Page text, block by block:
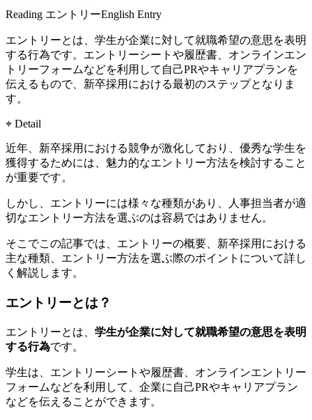
Reading エントリーEnglish Entry
エントリーとは、学生が企業に対して就職希望の意思を表明
する行為です。エントリーシートや履歴書、オンラインエン
トリーフォームなどを利用して自己PRやキャリアプランを
伝えるもので、新卒採用における最初のステップとなりま
す。
⌖ Detail
近年、新卒採用における競争が激化しており、優秀な学生を
獲得するためには、魅力的なエントリー方法を検討すること
が重要です。
しかし、エントリーには様々な種類があり、人事担当者が適
切なエントリー方法を選ぶのは容易ではありません。
そこでこの記事では、エントリーの概要、新卒採用における
主な種類、エントリー方法を選ぶ際のポイントについて詳し
く解説します。
エントリーとは？
エントリーとは、 学生が企業に対して就職希望の意思を表明
する行為です。
学生は、エントリーシートや履歴書、オンラインエントリー
フォームなどを利用して、企業に自己PRやキャリアプラン
などを伝えることができます。